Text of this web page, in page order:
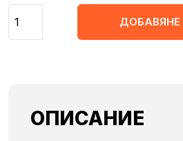
ДОБАВЯНЕ
ОПИСАНИЕ